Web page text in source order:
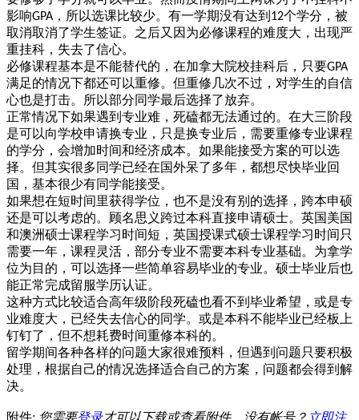
影响GPA ，所以选课比较少。有一学期没有达到 12个学分，被
取消取消了学生签证。之后又因为必修课程的难度大，出现严
重挂科，失去了信心。
必修课程基本是不能替代的，在加拿大院校挂科后，只要GPA
满足的情况下都还可以重修。但重修几次不过，对学生的自信
心也是打击。所以部分同学最后选择了放弃。
正常情况下如果遇到专业难，死磕都无法通过的。在大三阶段
是可以向学校申请换专业，只是换专业后，需要重修专业课程
的学分，会增加时间和经济成本。如果能接受方案的可以选
择。但其实很多同学已经在国外呆了多年，都想尽快毕业回
国，基本很少有同学能接受。
如果想在短时间里获得学位，也不是没有别的选择，跨本申硕
还是可以考虑的。顾名思义跨过本科直接申请硕士。英国美国
和澳洲硕士课程学习时间短，英国授课式硕士课程学习时间只
需要一年，课程灵活，部分专业不需要本科专业基础。为拿学
位为目的，可以选择一些简单容易毕业的专业。硕士毕业后也
能正常完成留服学历认证。
这种方式比较适合高年级阶段死磕也看不到毕业希望，或是专
业难度大，已经失去信心的同学。或是本科不能毕业已经板上
钉钉了，但不想耗费时间重修本科的。
留学期间各种各样的问题大家很难预料，但遇到问题只要积极
处理，根据自己的情况选择适合自己的方案，问题都会得到解
决。
附件: 您需要登录才可以下载或查看附件。没有帐号？ 立即注